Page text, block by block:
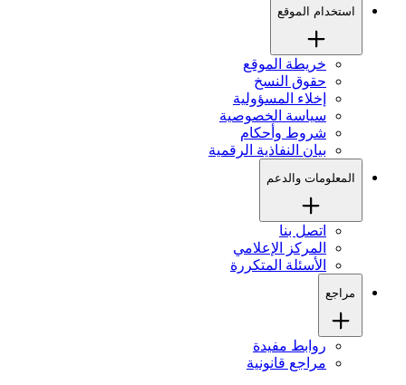
استخدام الموقع
خريطة الموقع
حقوق النسخ
إخلاء المسؤولية
سياسة الخصوصية
شروط وأحكام
بيان النفاذية الرقمية
المعلومات والدعم
اتصل بنا
المركز الإعلامي
الأسئلة المتكررة
مراجع
روابط مفيدة
مراجع قانونية